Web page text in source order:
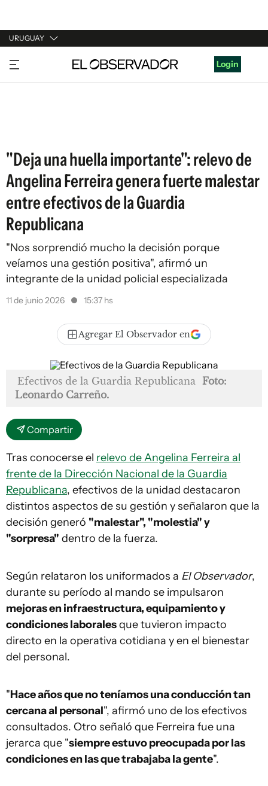
URUGUAY
URUGUAY
ARGENTINA
Login
"Deja una huella importante": relevo de
Angelina Ferreira genera fuerte malestar
entre efectivos de la Guardia
Republicana
"Nos sorprendió mucho la decisión porque
veíamos una gestión positiva", afirmó un
integrante de la unidad policial especializada
11 de junio 2026 15:37 hs
Agregar El Observador en
Efectivos de la Guardia Republicana Foto:
Leonardo Carreño.
Compartir
Tras conocerse el relevo de Angelina Ferreira al
frente de la Dirección Nacional de la Guardia
Republicana, efectivos de la unidad destacaron
distintos aspectos de su gestión y señalaron que la
decisión generó "malestar", "molestia" y
"sorpresa" dentro de la fuerza.
Según relataron los uniformados a El Observador,
durante su período al mando se impulsaron
mejoras en infraestructura, equipamiento y
condiciones laboralesque tuvieron impacto
directo en la operativa cotidiana y en el bienestar
del personal.
"Hace años que no teníamos una conducción tan
cercana al personal", afirmó uno de los efectivos
consultados. Otro señaló que Ferreira fue una
jerarca que "siempre estuvo preocupada por las
condiciones en las que trabajaba la gente".